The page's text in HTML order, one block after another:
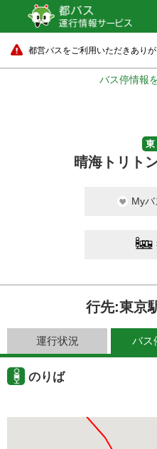
都営バスをご利用いただきありが
バス停情報
東
晴海トリト
My
行先:東京
運行状況 バス
のりば